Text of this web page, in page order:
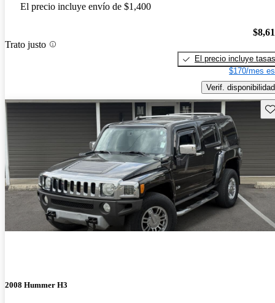
El precio incluye envío de $1,400
Trato justo
El precio incluye tasas
$170/mes
Verif. disponibilidad
2008 Hummer H3